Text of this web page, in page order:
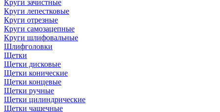
Круги зачистные
Круги лепестковые
Круги отрезные
Круги самозацепные
Круги шлифовальные
Шлифголовки
Щетки
Щетки дисковые
Щетки конические
Щетки концевые
Щетки ручные
Щетки цилиндрические
Щетки чашечные